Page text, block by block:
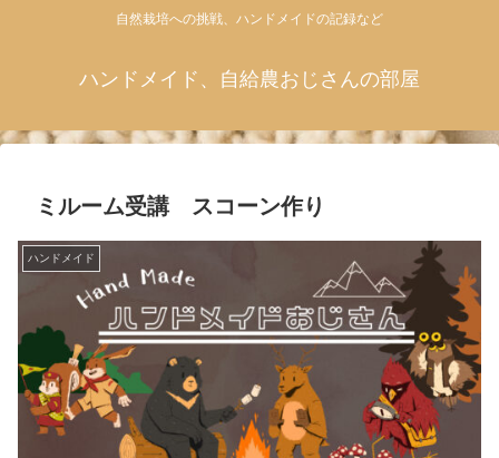
自然栽培への挑戦、ハンドメイドの記録など
ハンドメイド、自給農おじさんの部屋
ミルーム受講 スコーン作り
ハンドメイド